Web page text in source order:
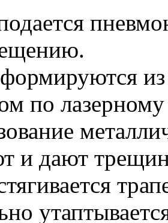
из
по
и дают